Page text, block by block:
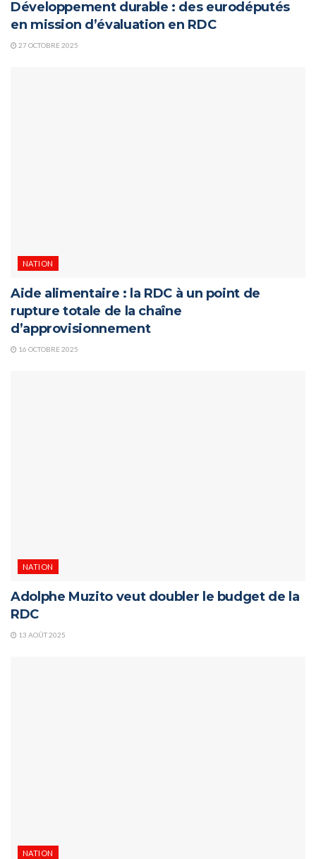
Développement durable : des eurodéputés
en mission d’évaluation en RDC
27 OCTOBRE 2025
NATION
Aide alimentaire : la RDC à un point de
rupture totale de la chaîne
d’approvisionnement
16 OCTOBRE 2025
NATION
Adolphe Muzito veut doubler le budget de la
RDC
13 AOÛT 2025
NATION